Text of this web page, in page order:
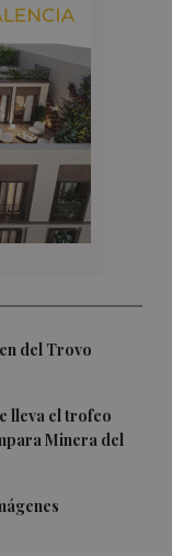
del Trovo
lleva el trofeo
Minera del